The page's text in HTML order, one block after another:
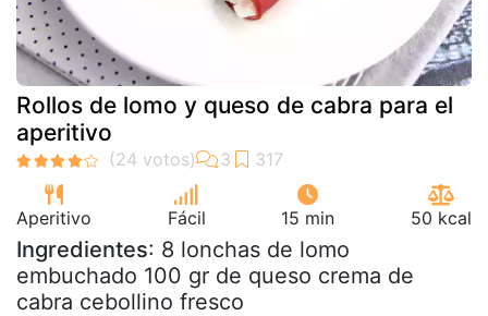
Rollos de lomo y queso de cabra para el
aperitivo
Aperitivo Fácil 15 min 50 kcal
Ingredientes: 8 lonchas de lomo
embuchado 100 gr de queso crema de
cabra cebollino fresco